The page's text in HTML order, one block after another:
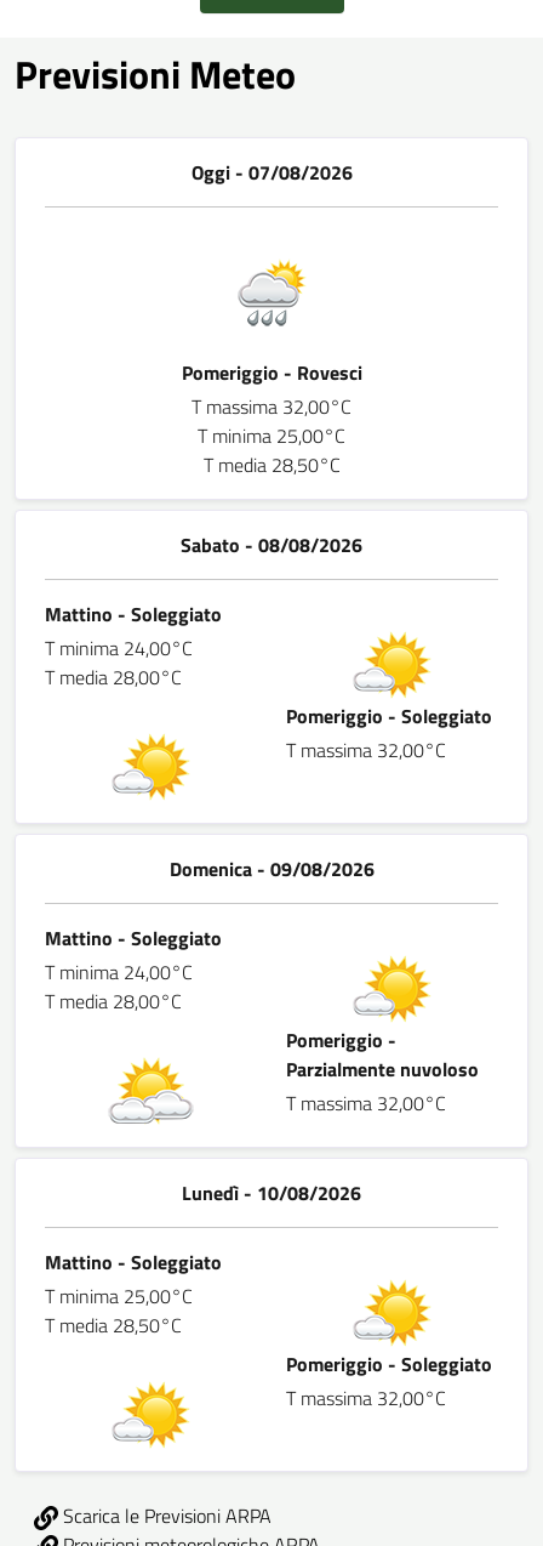
Previsioni Meteo
Oggi - 07/08/2026
Pomeriggio - Rovesci
T massima 32,00°C
T minima 25,00°C
T media 28,50°C
Sabato - 08/08/2026
Mattino - Soleggiato
T minima 24,00°C
T media 28,00°C
Pomeriggio - Soleggiato
T massima 32,00°C
Domenica - 09/08/2026
Mattino - Soleggiato
T minima 24,00°C
T media 28,00°C
Pomeriggio -
Parzialmente nuvoloso
T massima 32,00°C
Lunedì - 10/08/2026
Mattino - Soleggiato
T minima 25,00°C
T media 28,50°C
Pomeriggio - Soleggiato
T massima 32,00°C
Scarica le Previsioni ARPA